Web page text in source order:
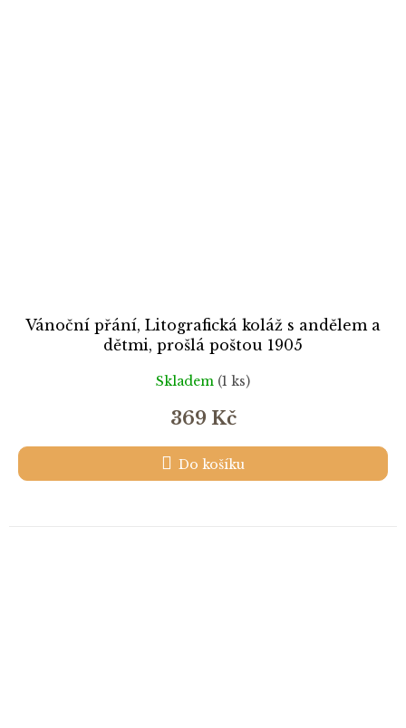
Vánoční přání, Litografická koláž s andělem a
dětmi, prošlá poštou 1905
Skladem (1 ks)
369 Kč
Do košíku